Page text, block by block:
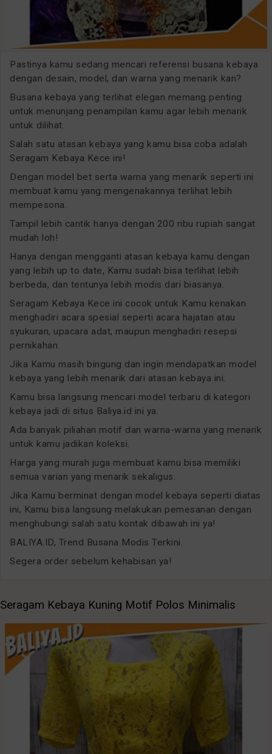
Pastinya kamu sedang mencari referensi busana kebaya
dengan desain, model, dan warna yang menarik kan?
Busana kebaya yang terlihat elegan memang penting
untuk menunjang penampilan kamu agar lebih menarik
untuk dilihat.
Salah satu atasan kebaya yang kamu bisa coba adalah
Seragam Kebaya Kece ini!
Dengan model bet serta warna yang menarik seperti ini
membuat kamu yang mengenakannya terlihat lebih
mempesona.
Tampil lebih cantik hanya dengan 200 ribu rupiah sangat
mudah loh!
Hanya dengan mengganti atasan kebaya kamu dengan
yang lebih up to date, Kamu sudah bisa terlihat lebih
berbeda, dan tentunya lebih modis dari biasanya.
Seragam Kebaya Kece ini cocok untuk Kamu kenakan
menghadiri acara spesial seperti acara hajatan atau
syukuran, upacara adat, maupun menghadiri resepsi
pernikahan.
Jika Kamu masih bingung dan ingin mendapatkan model
kebaya yang lebih menarik dari atasan kebaya ini.
Kamu bisa langsung mencari model terbaru di kategori
kebaya jadi di situs Baliya.id ini ya.
Ada banyak piliahan motif dan warna-warna yang menarik
untuk kamu jadikan koleksi.
Harga yang murah juga membuat kamu bisa memiliki
semua varian yang menarik sekaligus.
Jika Kamu berminat dengan model kebaya seperti diatas
ini, Kamu bisa langsung melakukan pemesanan dengan
menghubungi salah satu kontak dibawah ini ya!
BALIYA.ID, Trend Busana Modis Terkini.
Segera order sebelum kehabisan ya!
Seragam Kebaya Kuning Motif Polos Minimalis